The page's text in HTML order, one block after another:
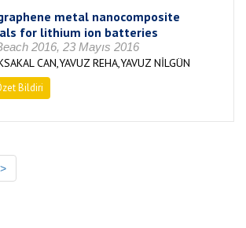
metal nanocomposite
for lithium ion batteries
2016, 23 Mayıs 2016
CAN,YAVUZ REHA,YAVUZ NİLGÜN
Bildiri